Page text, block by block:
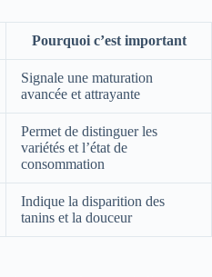
Pourquoi c’est important
Signale une maturation
avancée et attrayante
Permet de distinguer les
variétés et l’état de
consommation
Indique la disparition des
tanins et la douceur